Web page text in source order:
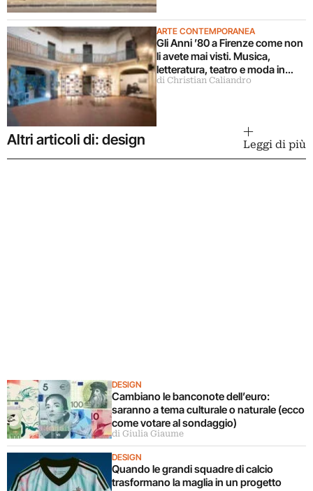
ARTE CONTEMPORANEA
Gli Anni ’80 a Firenze come non
li avete mai visti. Musica,
letteratura, teatro e moda in
mostra
di Christian Caliandro
Altri articoli di: design Leggi di più
DESIGN
Cambiano le banconote dell’euro:
saranno a tema culturale o naturale (ecco
come votare al sondaggio)
di Giulia Giaume
DESIGN
Quando le grandi squadre di calcio
trasformano la maglia in un progetto